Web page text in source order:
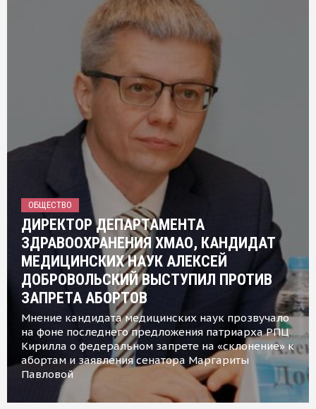
ОБЩЕСТВО
ДИРЕКТОР ДЕПАРТАМЕНТА
ЗДРАВООХРАНЕНИЯ ХМАО, КАНДИДАТ
МЕДИЦИНСКИХ НАУК АЛЕКСЕЙ
ДОБРОВОЛЬСКИЙ ВЫСТУПИЛ ПРОТИВ
ЗАПРЕТА АБОРТОВ
Мнение кандидата медицинских наук прозвучало
на фоне последнего предложения патриарха РПЦ
Кирилла о федеральном запрете на «склонение» к
абортам и заявления сенатора Маргариты
Павловой